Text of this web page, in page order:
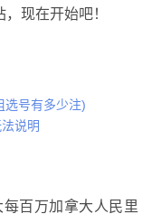
现在开始吧！
选号有多少注)
说明
百万加拿大人民里